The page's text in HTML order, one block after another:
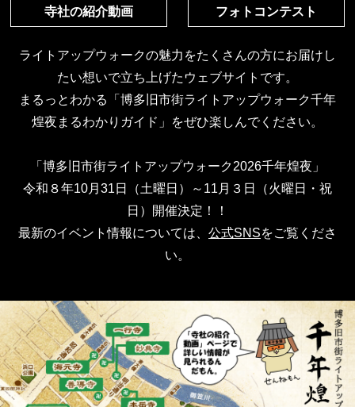
寺社の紹介動画 フォトコンテスト
ライトアップウォークの魅力をたくさんの方にお届けし
たい想いで立ち上げたウェブサイトです。
まるっとわかる「博多旧市街ライトアップウォーク千年
煌夜まるわかりガイド」をぜひ楽しんでください。
「博多旧市街ライトアップウォーク2026千年煌夜」
令和８年10月31日（土曜日）～11月３日（火曜日・祝
日）開催決定！！
最新のイベント情報については、 公式SNSをご覧くださ
い。